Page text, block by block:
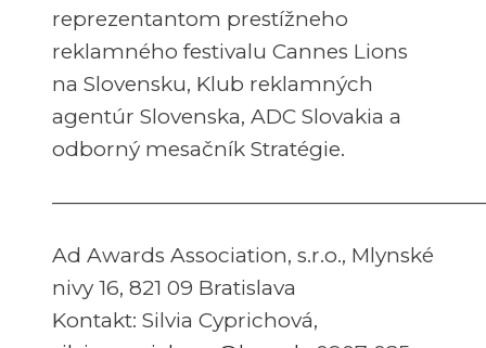
reprezentantom prestížneho
reklamného festivalu Cannes Lions
na Slovensku, Klub reklamných
agentúr Slovenska, ADC Slovakia a
odborný mesačník Stratégie.
Ad Awards Association, s.r.o., Mlynské
nivy 16, 821 09 Bratislava
Kontakt: Silvia Cyprichová,